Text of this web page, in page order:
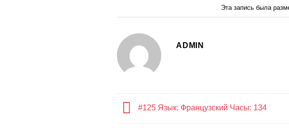
Эта запись была
ADMIN
#125 Язык: Французский Часы: 134